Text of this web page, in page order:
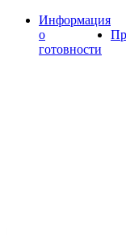
Информация
о
готовности